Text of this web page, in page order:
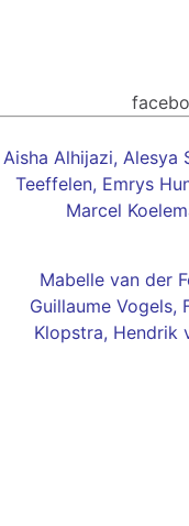
Aisha Alhijazi, Alesya
Teeffelen, Emrys
Marcel
Mabelle van der
Guillaume Vogels,
Klopstra, Hendrik